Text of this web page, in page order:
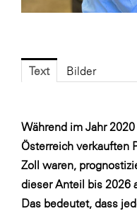
Fressnapf
FV
Gardena
GBV - Verband
Getzner
Heimat
Text Bilder
Während im Jahr
Österreich verkauften
Zoll waren,
dieser Anteil bis 2026
Das bedeutet, dass